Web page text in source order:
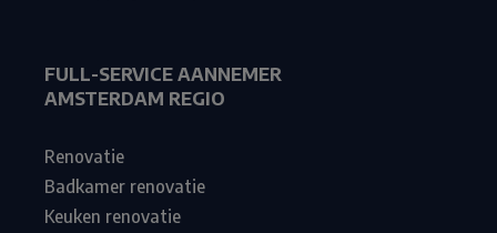
FULL-SERVICE AANNEMER
AMSTERDAM REGIO
Renovatie
Badkamer renovatie
Keuken renovatie